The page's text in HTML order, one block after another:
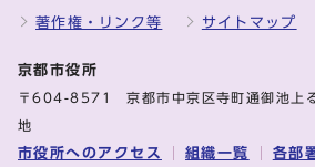
著作権・リンク等 サイトマップ
京都市役所
〒604-8571 京都市中京区寺町通御池上
地
市役所へのアクセス 組織一覧 各部